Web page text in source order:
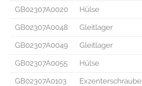
GB02307A0020
Hülse
GB02307A0048
Gleitlager
GB02307A0049
Gleitlager
GB02307A0055
Hülse
GB02307A0103
Exzenterschraube